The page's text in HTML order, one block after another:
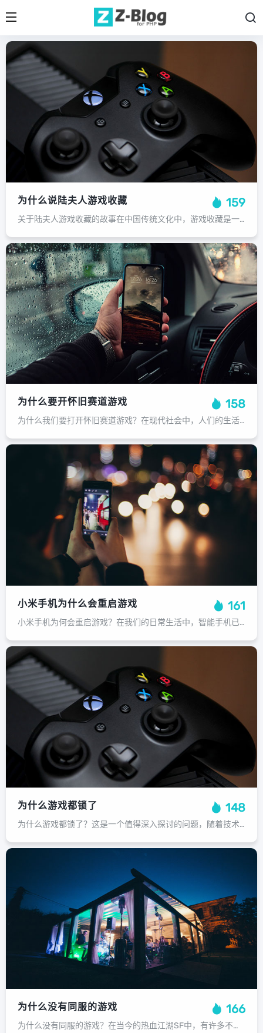
为什么说陆夫人游戏收藏 159
关于陆夫人游戏收藏的故事在中国传统文化中，游戏收藏是一种独特的艺术形式，它不仅仅是玩物的游戏，更是通过收藏这些物品来体现个人的艺术修养和独特见解，在这个过程中，陆夫人无疑是这个领域的一个重要人物，陆夫人的游戏收藏始于她的童年...
为什么要开怀旧赛道游戏 158
为什么我们要打开怀旧赛道游戏？在现代社会中，人们的生活节奏日益加快，越来越多的科技产品充斥着我们的生活，在这些充满高科技的产品背后，有一部分人却热爱并喜欢上了古老的、手工艺制作的游戏，这些游戏之所以吸引他们，除了它们独特的玩...
小米手机为什么会重启游戏 161
小米手机为何会重启游戏？在我们的日常生活中，智能手机已经成为我们生活中不可或缺的一部分，而近年来，随着智能手机市场竞争的加剧，越来越多的小米手机用户开始关注其性能和稳定性，因此出现了许多关于小米手机为什么会重启游戏的问题，小...
为什么游戏都锁了 148
为什么游戏都锁了？这是一个值得深入探讨的问题，随着技术的发展和娱乐方式的多样化，许多玩家在玩各种类型的游戏时，可能会遇到一些意想不到的情况，其中最常见的就是“游戏锁机”，这是什么原因导致的呢？我们要理解什么是“游戏锁机”，在...
为什么没有同服的游戏 166
为什么没有同服的游戏？在当今的热血江湖SF中，有许多不同类型的“游戏”，每个类型都有自己的玩家群体和独特风格，在众多的游戏中，有没有一款游戏具有同服的功能？这种现象看似悖论，但实际上却有其深层次的原因，我们需要明确什么是同服...